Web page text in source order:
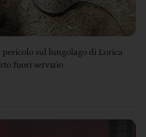
pericolo sul lungolago di Lorica
fuori servizio